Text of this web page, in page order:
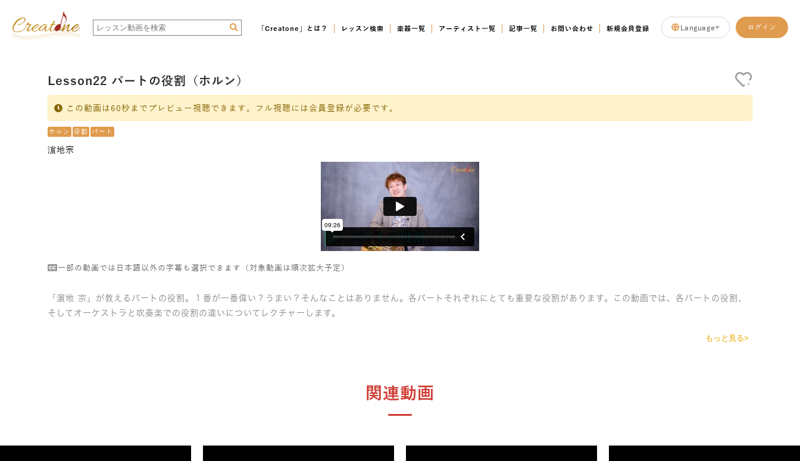
「Creatone」とは？ レッスン検索 楽器一覧 アーティスト一覧 記事一覧 お問い合わせ 新規会員登録 Language ログイン
Lesson22 パートの役割（ホルン）
この動画は60秒までプレビュー視聴できます。フル視聴には会員登録が必要です。
ホルン 役割 パート
濵地宗
+
一部の動画では日本語以外の字幕も選択できます（対象動画は順次拡大予定）
「濵地 宗」が教えるパートの役割。１番が一番偉い？うまい？そんなことはありません。各パートそれぞれにとても重要な役割があります。この動画では、各パートの役割、
そしてオーケストラと吹奏楽での役割の違いについてレクチャーします。
もっと見る>
関連動画